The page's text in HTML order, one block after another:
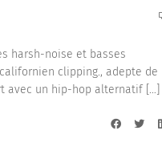
harsh-noise et basses
clipping., adepte de
avec un hip-hop alternatif […]